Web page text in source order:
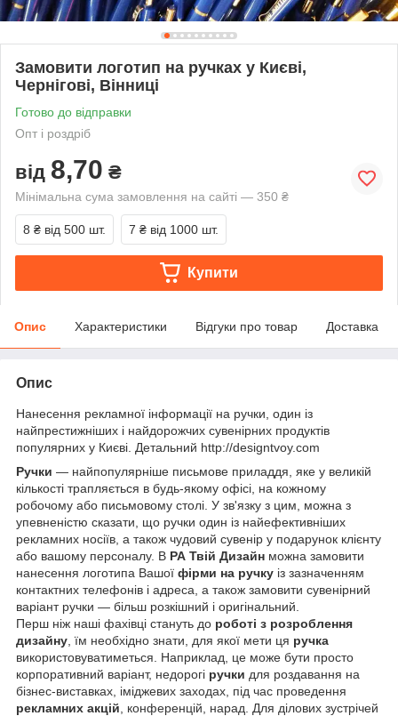
Замовити логотип на ручках у Києві,
Чернігові, Вінниці
Готово до відправки
Опт і роздріб
від 8,70 ₴
Мінімальна сума замовлення на сайті — 350 ₴
8 ₴ від 500 шт. 7 ₴ від 1000 шт.
Купити
Опис Характеристики Відгуки про товар Доставка
Опис
Нанесення рекламної інформації на ручки, один із
найпрестижніших і найдорожчих сувенірних продуктів
популярних у Києві. Детальний http://designtvoy.com
Ручки — найпопулярніше письмове приладдя, яке у великій
кількості трапляється в будь-якому офісі, на кожному
робочому або письмовому столі. У зв'язку з цим, можна з
упевненістю сказати, що ручки один із найефективніших
рекламних носіїв, а також чудовий сувенір у подарунок клієнту
або вашому персоналу. В РА Твій Дизайн можна замовити
нанесення логотипа Вашої фірми на ручку із зазначенням
контактних телефонів і адреса, а також замовити сувенірний
варіант ручки — більш розкішний і оригінальний.
Перш ніж наші фахівці стануть до роботі з розроблення
дизайну , їм необхідно знати, для якої мети ця ручка
використовуватиметься. Наприклад, це може бути просто
корпоративний варіант, недорогі ручки для роздавання на
бізнес-виставках, іміджевих заходах, під час проведення
рекламних акцій , конференцій, нарад. Для ділових зустрічей